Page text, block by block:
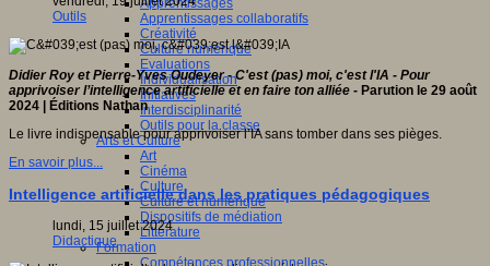
Apprentissages
Apprentissages collaboratifs
Créativité
Culture numérique
Evaluations
Individualisation
Initiatives
Interdisciplinarité
Outils pour la classe
Arts et Culture
Art
Cinéma
Culture
Culture et numérique
Dispositifs de médiation
Littérature
Formation
Compétences professionnelles
Outils
Didier Roy et Pierre-Yves Oudeyer - C'est (pas) moi, c'est l'IA - Pour
apprivoiser l’intelligence artificielle et en faire ton alliée - Parution le 29 août
2024 | Éditions Nathan
Le livre indispensable pour apprivoiser l’IA sans tomber dans ses pièges.
En savoir plus...
Intelligence artificielle dans les pratiques pédagogiques
lundi, 15 juillet 2024
Didactique